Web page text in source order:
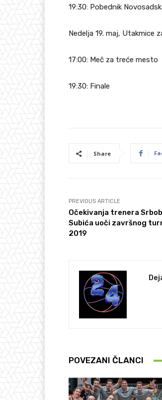
19:30: Pobednik
Nedelja 19. maj, Utakmice
17:00: Meč za treće mesto
19:30: Finale
Share
PREVIOUS ARTICLE
Očekivanja trenera
Subića uoči završnog
2019
POVEZANI ČLANCI